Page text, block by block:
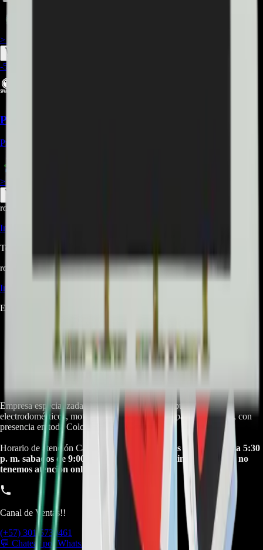
> ver_
-50
Panel LCD-TFT LG EAJ65288801 49" - REP-428
Precio Regular:
> ver_
root@ops:~#
Iniciá sesión
Todavía no hay preguntas respondidas. Hacé la primera.
root@ops:~#catRESEÑAS[ 0 ]_
Iniciá sesión
Este producto aún no tiene reseñas. Sé el primero en opinar.
Empresa especializada en electrodomésticos, repuestos de
electrodomésticos, motos electricas y repuestos para las mismas, con
presencia en toda Colombia.
Horario de atención Call Center:
lunes a viernes de 8:30 a. m. a 5:30
p. m. sabados de 9:00 a. m. a 1:00 p. m. Domingos y festivos no
tenemos atencion online.
Canal de Ventas!!
(+57) 301 5739461
💬 Chatear por WhatsApp